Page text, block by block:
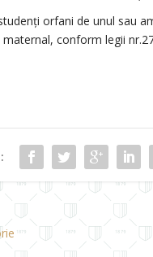
orfani de unul sau
conform legii